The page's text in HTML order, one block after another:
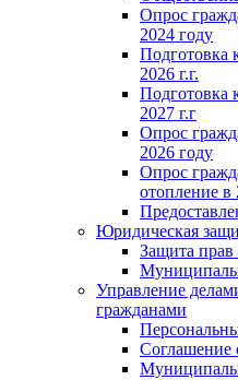
Опрос
2024 году
Подготовка
2026 г.г.
Подготовка
2027 г.г
Опрос
2026 году
Опрос
отопление в
Юридическая
Защита прав
Управление
гражданами
Соглашение